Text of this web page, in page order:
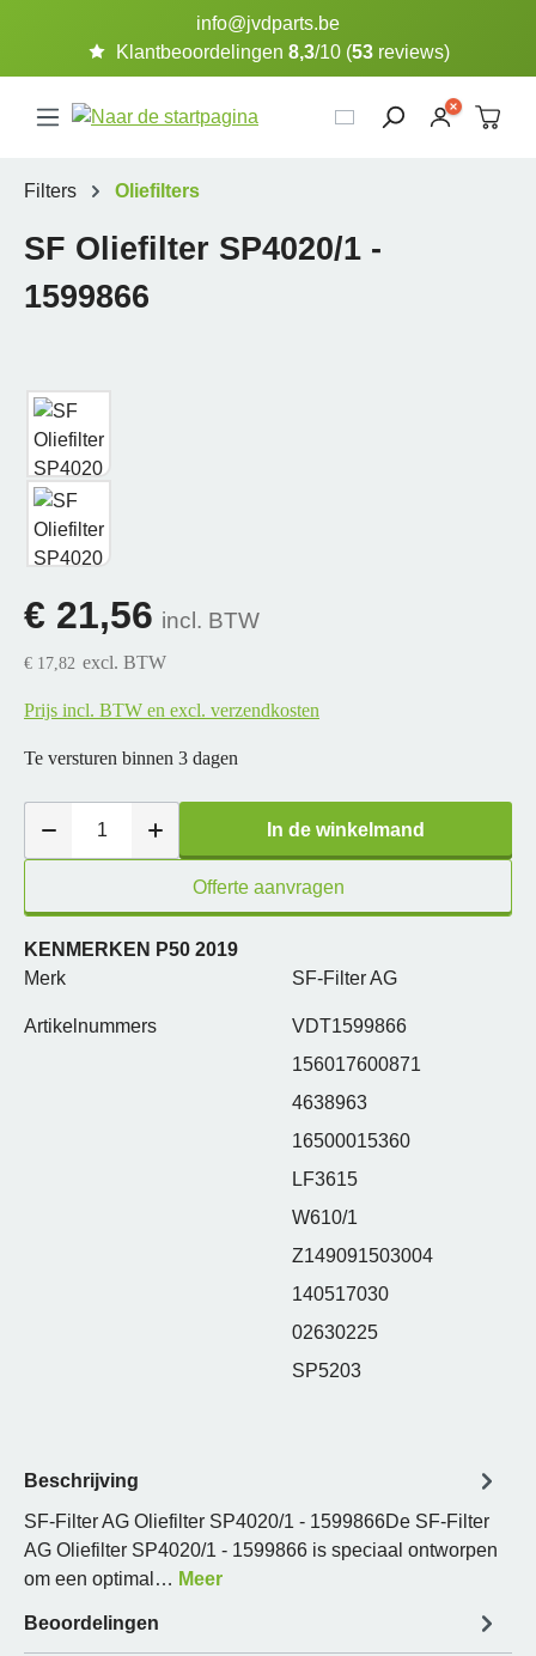
Ga naar de hoofdinhoudinfo@jvdparts.be
Klantbeoordelingen 8,3/10 (53reviews)
Filters Oliefilters
SF Oliefilter SP4020/1 -
1599866
Afbeeldingengalerij overslaan
€ 21,56 incl. BTW
€ 17,82 excl. BTW
Prijs incl. BTW en excl. verzendkosten
Te versturen binnen 3 dagen
In de winkelmand
Offerte aanvragen
KENMERKEN P50 2019
Merk
SF-Filter AG
Artikelnummers
VDT1599866
156017600871
4638963
16500015360
LF3615
W610/1
Z149091503004
140517030
02630225
SP5203
Beschrijving
SF-Filter AG Oliefilter SP4020/1 - 1599866De SF-Filter
AG Oliefilter SP4020/1 - 1599866 is speciaal ontworpen
om een optimal… Meer
Beoordelingen